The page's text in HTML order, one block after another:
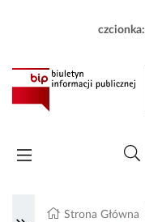
czcionka:
Strona Główna